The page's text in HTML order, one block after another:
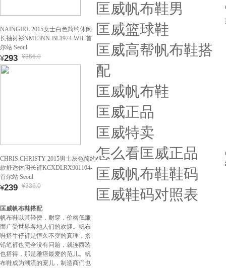
NAINGIRL 2015女士白色简约休闲
长袖衬衫NME3NN-BL1974-WH-首
尔站 Seoul
¥293 ¥366.0
CHRIS.CHRISTY 2015男士灰色简约
款舒适休闲长裤KCXDLRX901104-
首尔站 Seoul
¥239 ¥336.0
匡威帆布鞋搭配
帆布鞋以其轻便，耐穿，价格低廉
而广受世界各地人们的欢迎。帆布
鞋搭牛仔裤是恒久不变的真理，搭
铅笔裤也完全没有问题，就连西装
也搭得，那是雅痞最爱的范儿。帆
布鞋成为潮流的宠儿，制造商们也
匡威帆布鞋男
匡威篮球鞋
匡威高帮帆布鞋搭
配
匡威帆布鞋
匡威正品
匡威特卖
怎么看匡威正品
匡威帆布鞋鞋码
匡威鞋码对照表